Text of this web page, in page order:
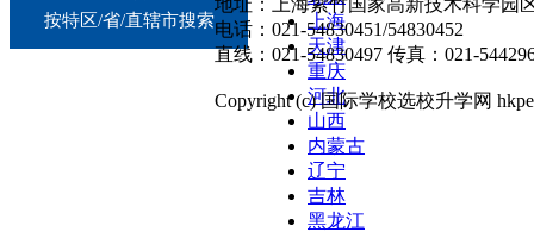
按特区/省/直辖市搜索
上海
天津
重庆
河北
山西
内蒙古
辽宁
吉林
黑龙江
地址：上海紫竹国家高新技术科学园
电话：021-54830451/54830452
直线：021-54830497 传真：021-
Copyright (c) 国际学校选校升学网